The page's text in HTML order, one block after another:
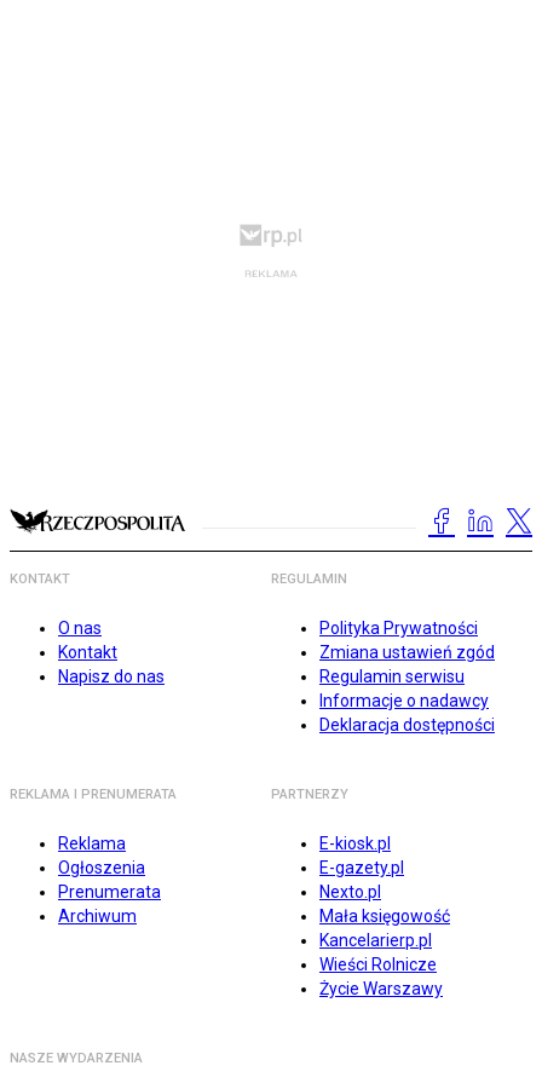
KONTAKT
O nas
Kontakt
Napisz do nas
REGULAMIN
Polityka Prywatności
Zmiana ustawień zgód
Regulamin serwisu
Informacje o nadawcy
Deklaracja dostępności
REKLAMA I PRENUMERATA
Reklama
Ogłoszenia
Prenumerata
Archiwum
PARTNERZY
E-kiosk.pl
E-gazety.pl
Nexto.pl
Mała księgowość
Kancelarierp.pl
Wieści Rolnicze
Życie Warszawy
NASZE WYDARZENIA